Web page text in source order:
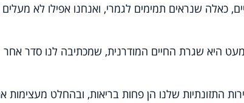
כאלה שנראים תמימים לגמרי, ואנחנו אפילו לא
היא שגרת החיים המודרנית, שמכתיבה לנו סדר אחר
התזונתיות שלנו הן פחות בריאות, ובהחלט מעצימות